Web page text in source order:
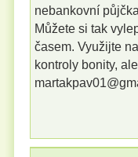
nebankovní
Můžete si tak
časem. Využijte
kontroly bonity,